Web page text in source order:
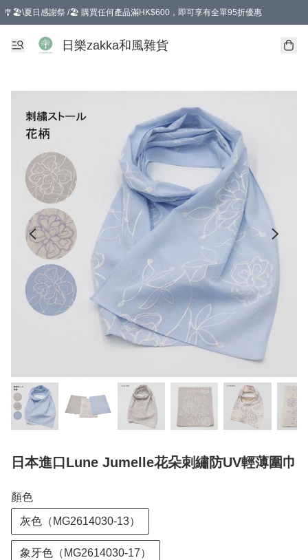
🎐🏖️\夏日感謝祭 /🏖️ 購買任何產品滿HK$600，即可享有全單95折優惠
選擇GoGoX住宅/工商地址配送，單一訂單消費購物滿HK$680(折扣後），可享有
日樂zakka和風雜貨
日本進口Lune Jumelle花朵刺繡防UV輕薄圍巾
顏色
灰色（MG2614030-13）
象牙色（MG2614030-17）